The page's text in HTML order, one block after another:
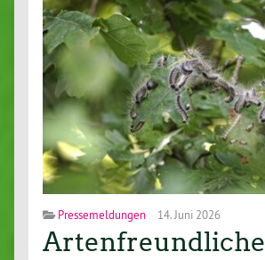
Pressemeldungen 14. Juni 2026
Artenfreundliche